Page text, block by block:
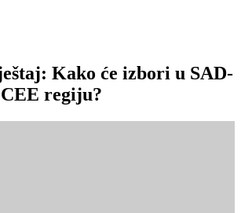
Kako će izbori u SAD-
regiju?